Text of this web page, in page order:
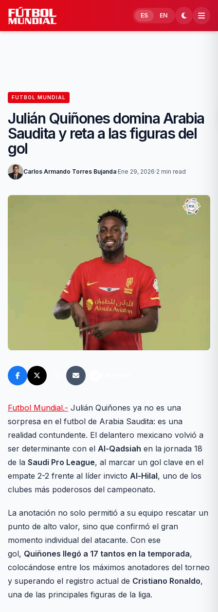
Skip to content
ES EN
FUTBOL MUNDIAL
Julián Quiñones domina Arabia
Saudita y reta a las figuras del
gol
Carlos Armando Torres Bujanda·Ene 29, 2026·2 min read
Futbol Mundial.- Julián Quiñones ya no es una
sorpresa en el futbol de Arabia Saudita: es una
realidad contundente. El delantero mexicano volvió a
ser determinante con el Al-Qadsiah en la jornada 18
de la Saudi Pro League, al marcar un gol clave en el
empate 2-2 frente al líder invicto Al-Hilal, uno de los
clubes más poderosos del campeonato.
La anotación no solo permitió a su equipo rescatar un
punto de alto valor, sino que confirmó el gran
momento individual del atacante. Con ese
gol, Quiñones llegó a 17 tantos en la temporada,
colocándose entre los máximos anotadores del torneo
y superando el registro actual de Cristiano Ronaldo,
una de las principales figuras de la liga.